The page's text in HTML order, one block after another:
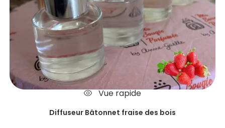
Vue rapide
Diffuseur Bâtonnet fraise des bois